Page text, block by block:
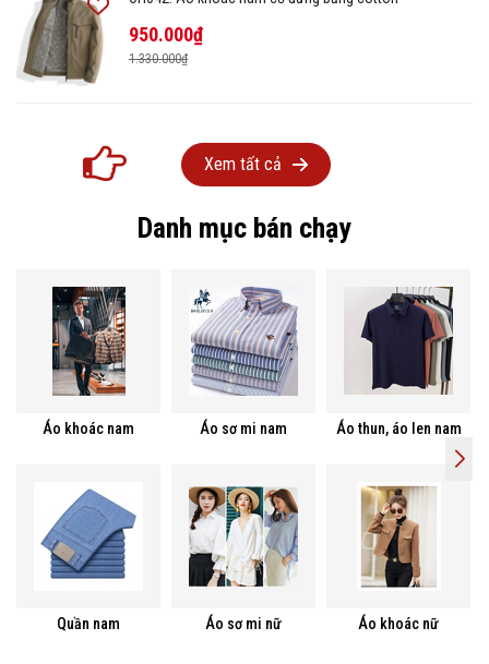
950.000₫
1.330.000₫
Xem tất cả
Danh mục bán chạy
Áo khoác nam Áo sơ mi nam Áo thun, áo len nam
Quần nam Áo sơ mi nữ Áo khoác nữ